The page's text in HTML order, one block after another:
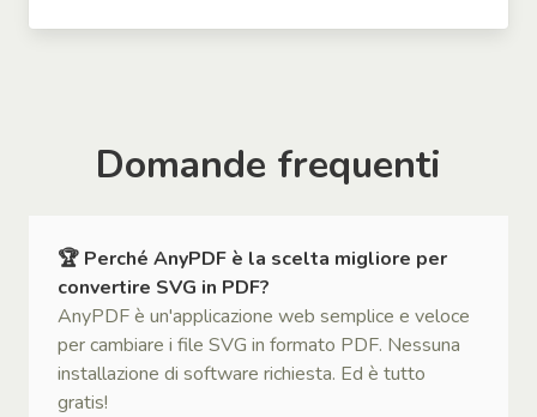
Domande frequenti
🏆 Perché AnyPDF è la scelta migliore per
convertire SVG in PDF?
AnyPDF è un'applicazione web semplice e veloce
per cambiare i file SVG in formato PDF. Nessuna
installazione di software richiesta. Ed è tutto
gratis!